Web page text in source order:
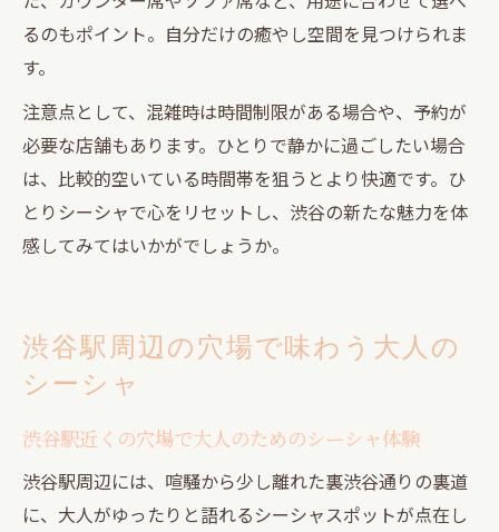
るのもポイント。自分だけの癒やし空間を見つけられま
す。
注意点として、混雑時は時間制限がある場合や、予約が
必要な店舗もあります。ひとりで静かに過ごしたい場合
は、比較的空いている時間帯を狙うとより快適です。ひ
とりシーシャで心をリセットし、渋谷の新たな魅力を体
感してみてはいかがでしょうか。
渋谷駅周辺の穴場で味わう大人の
シーシャ
渋谷駅近くの穴場で大人のためのシーシャ体験
渋谷駅周辺には、喧騒から少し離れた裏渋谷通りの裏道
に、大人がゆったりと語れるシーシャスポットが点在し